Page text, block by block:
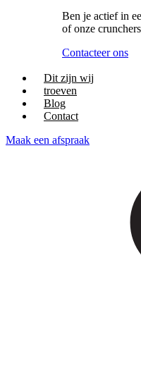
Ben je actief in
of onze
Contacteer ons
Dit zijn wij
troeven
Blog
Contact
Maak een afspraak